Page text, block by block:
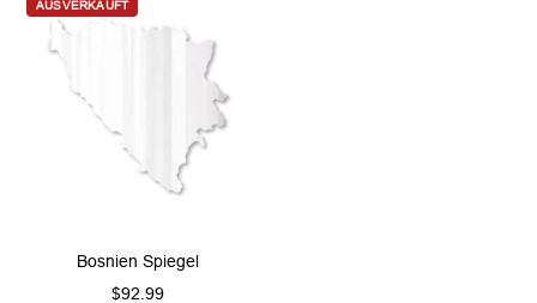
d
AUSVERKAUFT
Bosnien Spiegel
Angebotspreis
$92.99